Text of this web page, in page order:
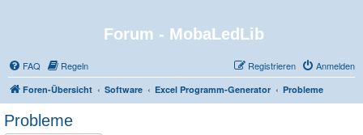
Forum - MobaLedLib
FAQ Regeln Anmelden
Registrieren
Foren-Übersicht Software Excel Programm-Generator Probleme
Probleme